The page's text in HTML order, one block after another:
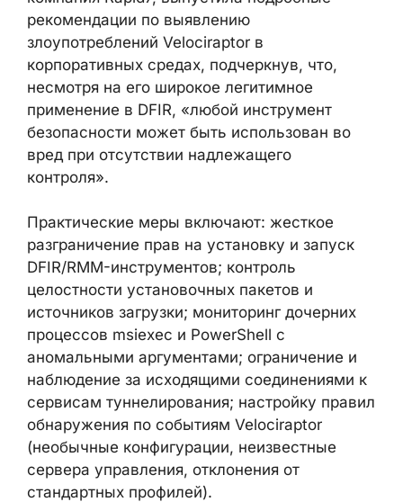
рекомендации по выявлению
злоупотреблений Velociraptor в
корпоративных средах, подчеркнув, что,
несмотря на его широкое легитимное
применение в DFIR, «любой инструмент
безопасности может быть использован во
вред при отсутствии надлежащего
контроля».
Практические меры включают: жесткое
разграничение прав на установку и запуск
DFIR/RMM-инструментов; контроль
целостности установочных пакетов и
источников загрузки; мониторинг дочерних
процессов msiexec и PowerShell с
аномальными аргументами; ограничение и
наблюдение за исходящими соединениями к
сервисам туннелирования; настройку правил
обнаружения по событиям Velociraptor
(необычные конфигурации, неизвестные
сервера управления, отклонения от
стандартных профилей).